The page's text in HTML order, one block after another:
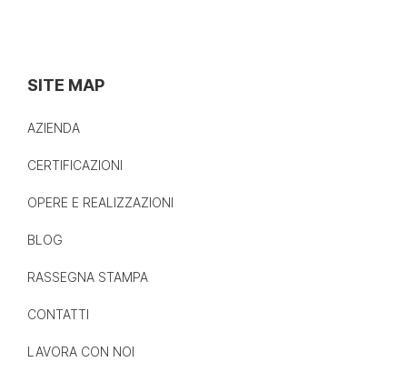
SITE MAP
AZIENDA
CERTIFICAZIONI
OPERE E REALIZZAZIONI
BLOG
RASSEGNA STAMPA
CONTATTI
LAVORA CON NOI